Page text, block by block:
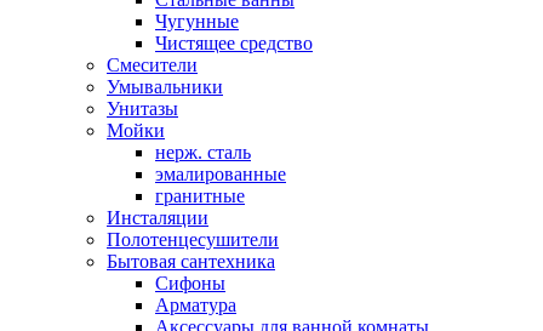
Чугунные
Чистящее средство
Смесители
Умывальники
Унитазы
Мойки
нерж. сталь
эмалированные
гранитные
Инсталяции
Полотенцесушители
Бытовая сантехника
Сифоны
Арматура
Аксессуары для ванной комнаты